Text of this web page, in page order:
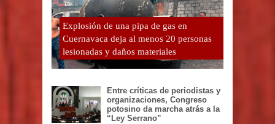
Explosión de una pipa de gas en
Cuernavaca deja al menos 20 personas
lesionadas y daños materiales
Entre críticas de periodistas y
organizaciones, Congreso
potosino da marcha atrás a la
“Ley Serrano”